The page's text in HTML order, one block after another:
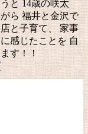
と 14歳の咲太
ら 福井と金沢で
と子育て、 家事
感じたことを 自
す！！